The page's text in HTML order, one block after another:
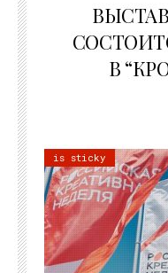
В
is sticky